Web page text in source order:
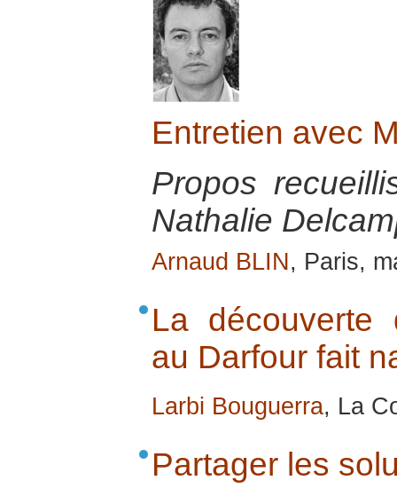
Entretien avec
Propos
Nathalie
Arnaud BLIN, Paris,
La découverte
au Darfour fait
Larbi Bouguerra, La
Partager les